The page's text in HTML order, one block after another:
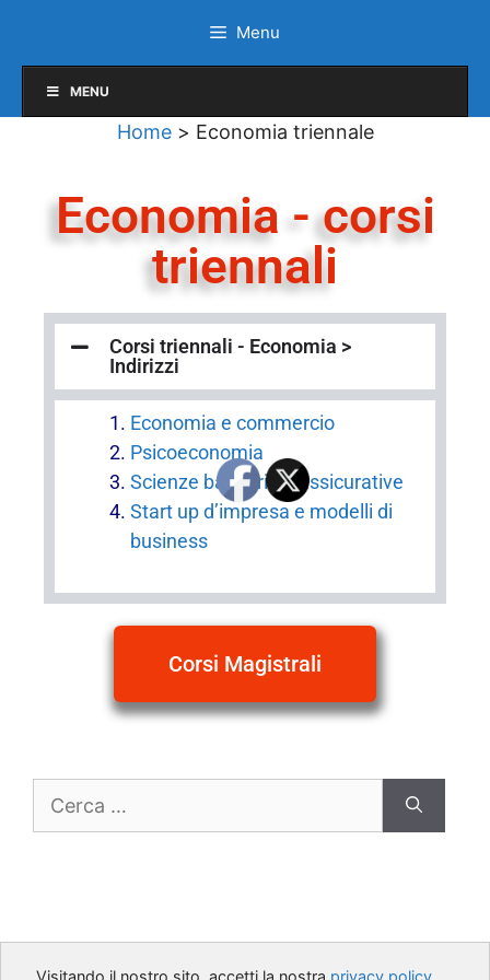
Visitando il nostro sito, accetti la nostra privacy policy
Menu
MENU
Home > Economia triennale
Economia - corsi
triennali
Corsi triennali - Economia >
Indirizzi
Economia e commercio
Psicoeconomia
Scienze bancarie e assicurative
Start up d’impresa e modelli di
business
Corsi Magistrali